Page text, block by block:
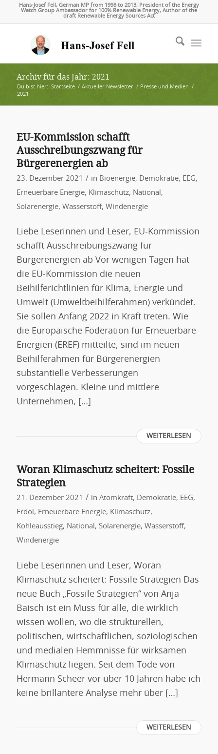
Hans-Josef Fell, German MP from 1998 to 2013, President of the Energy
Watch Group Ambassador for 100% Renewable Energy, Author of the
draft Renewable Energy Sources Act
Archiv für das Jahr: 2021
Du bist hier: Startseite / Aktueller Newsletter / Presse und Medien
/
2021
EU-Kommission schafft
Ausschreibungszwang für
Bürgerenergien ab
23. Dezember 2021 / in Bioenergie, Demokratie, EEG,
Erneuerbare Energie, Klimaschutz, National ,
Solarenergie, Wasserstoff, Windenergie
Liebe Leserinnen und Leser, EU-Kommission
schafft Ausschreibungszwang für
Bürgerenergien ab Vor wenigen Tagen hat
die EU-Kommission die neuen
Beihilferichtlinien für Klima, Energie und
Umwelt (Umweltbeihilferahmen) verkündet.
Sie sollen Anfang 2022 in Kraft treten. Wie
die Europäische Föderation für Erneuerbare
Energien (EREF) mitteilte, sind im neuen
Beihilferahmen für Bürgerenergien
substantielle Verbesserungen
vorgeschlagen. Kleine und mittlere
Unternehmen, […]
WEITERLESEN
Woran Klimaschutz scheitert: Fossile
Strategien
21. Dezember 2021 / in Atomkraft, Demokratie, EEG,
Erdöl , Erneuerbare Energie, Klimaschutz,
Kohleausstieg, National , Solarenergie, Wasserstoff,
Windenergie
Liebe Leserinnen und Leser, Woran
Klimaschutz scheitert: Fossile Strategien Das
neue Buch „Fossile Strategien“ von Anja
Baisch ist ein Muss für alle, die wirklich
wissen wollen, wo die strukturellen,
politischen, wirtschaftlichen, soziologischen
und medialen Hemmnisse für wirksamen
Klimaschutz liegen. Seit dem Tode von
Hermann Scheer vor über 10 Jahren habe ich
keine brillantere Analyse mehr über […]
WEITERLESEN